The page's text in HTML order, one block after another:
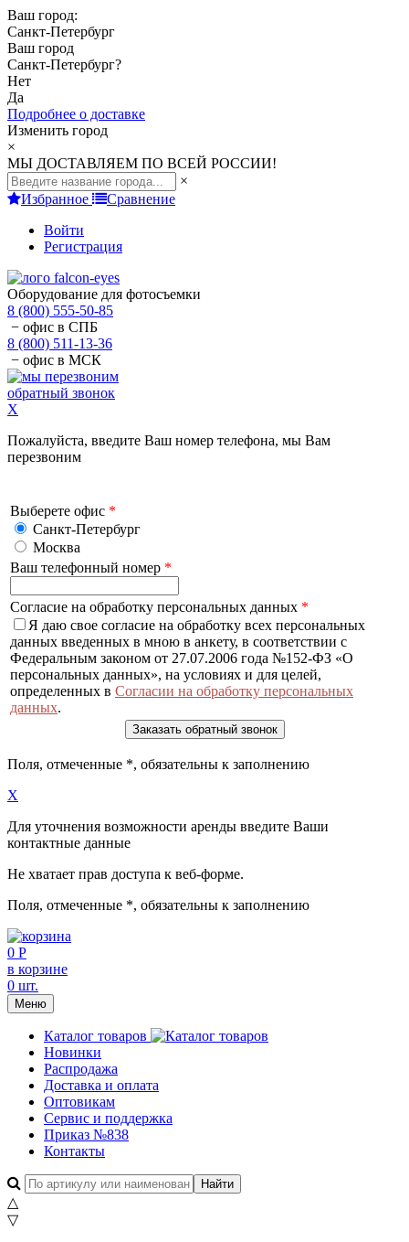
Ваш город:
Санкт-Петербург
Ваш город
Санкт-Петербург?
Нет
Да
Подробнее о доставке
Изменить город
×
МЫ ДОСТАВЛЯЕМ ПО ВСЕЙ РОССИИ!
×
Избранное
Сравнение
Войти
Регистрация
Оборудование для фотосъемки
8 (800) 555-50-85
− офис в СПБ
8 (800) 511-13-36
− офис в МСК
обратный звонок
X
Пожалуйста, введите Ваш номер телефона, мы Вам
перезвоним
Выберете офис *
Санкт-Петербург
Москва
Ваш телефонный номер *
Согласие на обработку персональных данных *
Я даю свое согласие на обработку всех персональных
данных введенных в мною в анкету, в соответствии с
Федеральным законом от 27.07.2006 года №152-ФЗ «О
персональных данных», на условиях и для целей,
определенных в Согласии на обработку персональных
данных.
Поля, отмеченные *, обязательны к заполнению
X
Для уточнения возможности аренды введите Ваши
контактные данные
Не хватает прав доступа к веб-форме.
Поля, отмеченные *, обязательны к заполнению
0 Р
в корзине
0 шт.
Меню
Каталог товаров
Новинки
Распродажа
Доставка и оплата
Оптовикам
Сервис и поддержка
Приказ №838
Контакты
△
▽